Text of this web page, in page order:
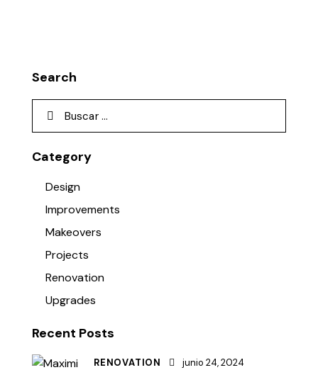
Search
Category
Design
Improvements
Makeovers
Projects
Renovation
Upgrades
Recent Posts
RENOVATION junio 24, 2024